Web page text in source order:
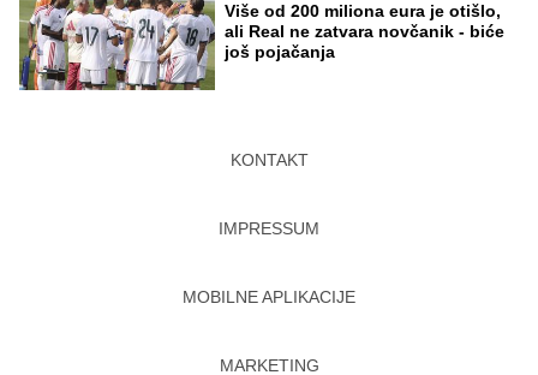
Više od 200 miliona eura je otišlo,
ali Real ne zatvara novčanik - biće
još pojačanja
KONTAKT
IMPRESSUM
MOBILNE APLIKACIJE
MARKETING